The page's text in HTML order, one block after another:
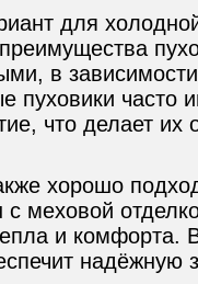
для
в
пуховики часто
что делает
хорошо
меховой
и
надёжную